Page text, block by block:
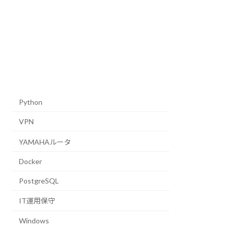
Python
VPN
YAMAHAルータ
Docker
PostgreSQL
IT運用保守
Windows